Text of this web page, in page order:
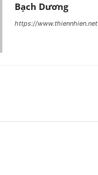
Bạch Dương
https://www.thiennhien.net